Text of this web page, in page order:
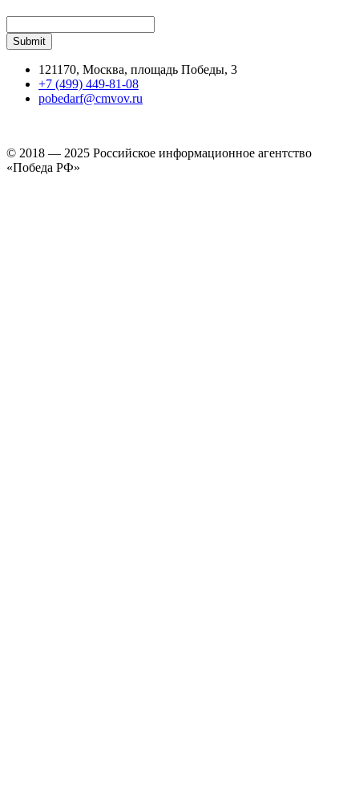
121170, Москва, площадь Победы, 3
+7 (499) 449-81-08
pobedarf@cmvov.ru
© 2018 — 2025 Российское информационное агентство
«Победа РФ»